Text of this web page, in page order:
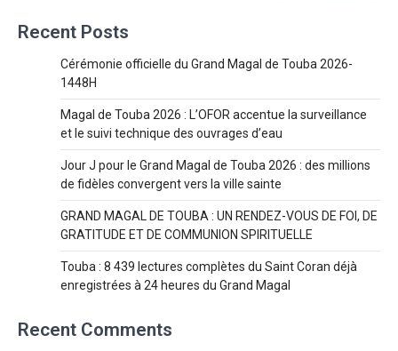
Recent Posts
Cérémonie officielle du Grand Magal de Touba 2026-
1448H
Magal de Touba 2026 : L’OFOR accentue la surveillance
et le suivi technique des ouvrages d’eau
Jour J pour le Grand Magal de Touba 2026 : des millions
de fidèles convergent vers la ville sainte
GRAND MAGAL DE TOUBA : UN RENDEZ-VOUS DE FOI, DE
GRATITUDE ET DE COMMUNION SPIRITUELLE
Touba : 8 439 lectures complètes du Saint Coran déjà
enregistrées à 24 heures du Grand Magal
Recent Comments